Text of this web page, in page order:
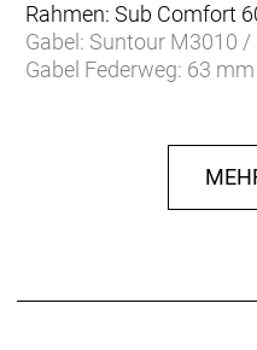
Rahmen: Sub Comfort
Gabel: Suntour M3010
Gabel Federweg: 63 mm
Anzahl Gänge: 21
Umwerfer: Shimano
Zahnkranz: Shimano